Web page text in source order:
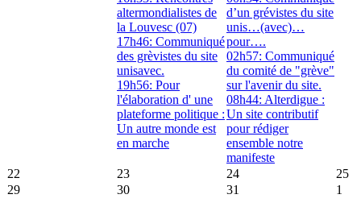
altermondialistes de
la Louvesc (07)
17h46: Communiqué
des grèvistes du site
unisavec.
19h56: Pour
l'élaboration d' une
plateforme politique :
Un autre monde est
en marche
d’un grévistes du site
unis…(avec)…
pour….
02h57: Communiqué
du comité de "grève"
sur l'avenir du site.
08h44: Alterdigue :
Un site contributif
pour rédiger
ensemble notre
manifeste
22 23 24
25
29
30 31 1